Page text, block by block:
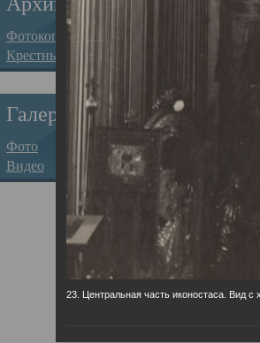
Фотокопии дел
Крестные ходы
Галерея
Фото
Видео
23. Центральная часть иконостаса. Вид с